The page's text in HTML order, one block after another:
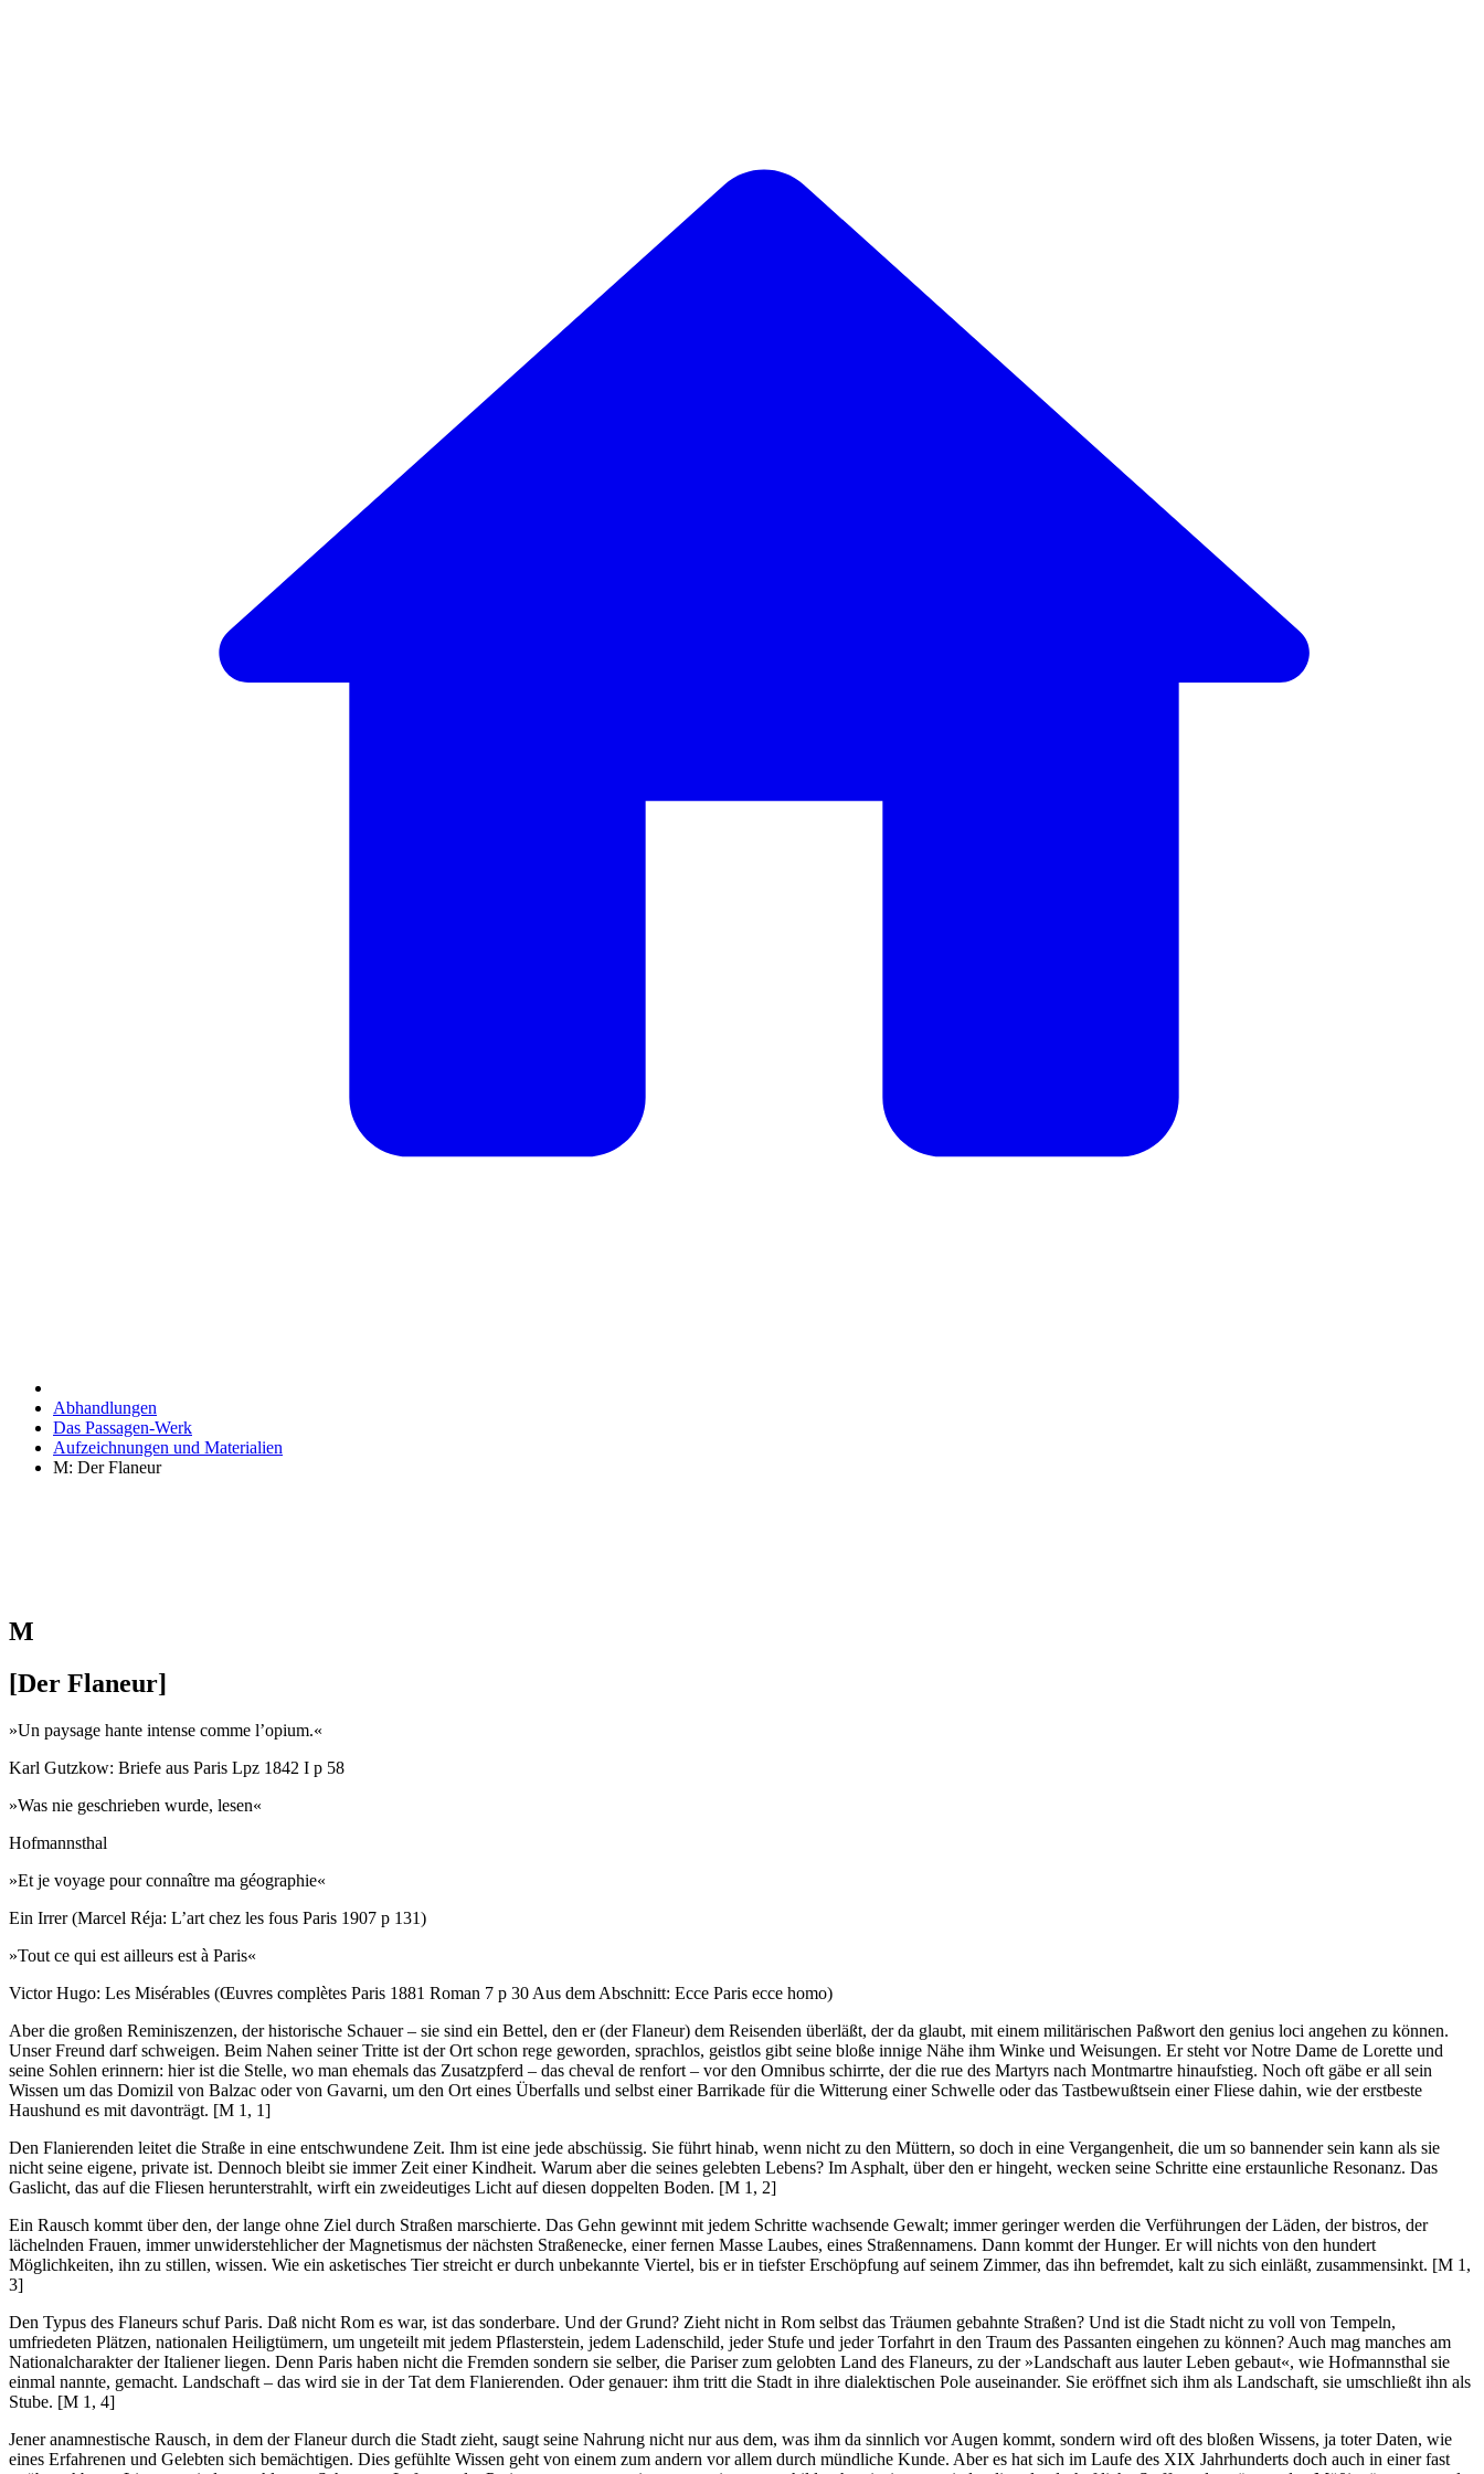
Abhandlungen
Das Passagen-Werk
Aufzeichnungen und Materialien
M: Der Flaneur
M
[Der Flaneur]
»Un paysage hante intense comme l’opium.«
Karl Gutzkow: Briefe aus Paris Lpz 1842 I p 58
»Was nie geschrieben wurde, lesen«
Hofmannsthal
»Et je voyage pour connaître ma géographie«
Ein Irrer (Marcel Réja: L’art chez les fous Paris 1907 p 131)
»Tout ce qui est ailleurs est à Paris«
Victor Hugo: Les Misérables (Œuvres complètes Paris 1881 Roman 7 p 30 Aus dem Abschnitt: Ecce Paris ecce homo)
Aber die großen Reminiszenzen, der historische Schauer – sie sind ein Bettel, den er (der Flaneur) dem Reisenden überläßt, der da glaubt, mit einem militärischen Paßwort den genius loci angehen zu können.
Unser Freund darf schweigen. Beim Nahen seiner Tritte ist der Ort schon rege geworden, sprachlos, geistlos gibt seine bloße innige Nähe ihm Winke und Weisungen. Er steht vor Notre Dame de Lorette und
seine Sohlen erinnern: hier ist die Stelle, wo man ehemals das Zusatzpferd – das cheval de renfort – vor den Omnibus schirrte, der die rue des Martyrs nach Montmartre hinaufstieg. Noch oft gäbe er all sein
Wissen um das Domizil von Balzac oder von Gavarni, um den Ort eines Überfalls und selbst einer Barrikade für die Witterung einer Schwelle oder das Tastbewußtsein einer Fliese dahin, wie der erstbeste
Haushund es mit davonträgt. [M 1, 1]
Den Flanierenden leitet die Straße in eine entschwundene Zeit. Ihm ist eine jede abschüssig. Sie führt hinab, wenn nicht zu den Müttern, so doch in eine Vergangenheit, die um so bannender sein kann als sie
nicht seine eigene, private ist. Dennoch bleibt sie immer Zeit einer Kindheit. Warum aber die seines gelebten Lebens? Im Asphalt, über den er hingeht, wecken seine Schritte eine erstaunliche Resonanz. Das
Gaslicht, das auf die Fliesen herunterstrahlt, wirft ein zweideutiges Licht auf diesen doppelten Boden. [M 1, 2]
Ein Rausch kommt über den, der lange ohne Ziel durch Straßen marschierte. Das Gehn gewinnt mit jedem Schritte wachsende Gewalt; immer geringer werden die Verführungen der Läden, der bistros, der
lächelnden Frauen, immer unwiderstehlicher der Magnetismus der nächsten Straßenecke, einer fernen Masse Laubes, eines Straßennamens. Dann kommt der Hunger. Er will nichts von den hundert
Möglichkeiten, ihn zu stillen, wissen. Wie ein asketisches Tier streicht er durch unbekannte Viertel, bis er in tiefster Erschöpfung auf seinem Zimmer, das ihn befremdet, kalt zu sich einläßt, zusammensinkt. [M 1,
3]
Den Typus des Flaneurs schuf Paris. Daß nicht Rom es war, ist das sonderbare. Und der Grund? Zieht nicht in Rom selbst das Träumen gebahnte Straßen? Und ist die Stadt nicht zu voll von Tempeln,
umfriedeten Plätzen, nationalen Heiligtümern, um ungeteilt mit jedem Pflasterstein, jedem Ladenschild, jeder Stufe und jeder Torfahrt in den Traum des Passanten eingehen zu können? Auch mag manches am
Nationalcharakter der Italiener liegen. Denn Paris haben nicht die Fremden sondern sie selber, die Pariser zum gelobten Land des Flaneurs, zu der »Landschaft aus lauter Leben gebaut«, wie Hofmannsthal sie
einmal nannte, gemacht. Landschaft – das wird sie in der Tat dem Flanierenden. Oder genauer: ihm tritt die Stadt in ihre dialektischen Pole auseinander. Sie eröffnet sich ihm als Landschaft, sie umschließt ihn als
Stube. [M 1, 4]
Jener anamnestische Rausch, in dem der Flaneur durch die Stadt zieht, saugt seine Nahrung nicht nur aus dem, was ihm da sinnlich vor Augen kommt, sondern wird oft des bloßen Wissens, ja toter Daten, wie
eines Erfahrenen und Gelebten sich bemächtigen. Dies gefühlte Wissen geht von einem zum andern vor allem durch mündliche Kunde. Aber es hat sich im Laufe des XIX Jahrhunderts doch auch in einer fast